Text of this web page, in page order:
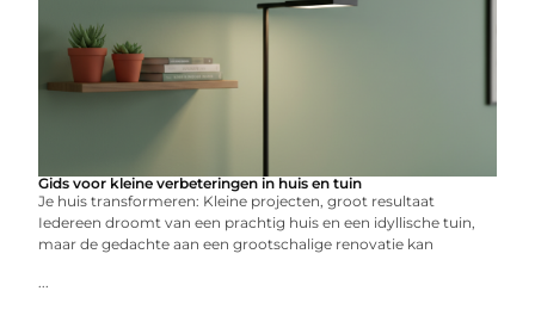
Gids voor kleine verbeteringen in huis en tuin
Je huis transformeren: Kleine projecten, groot resultaat
Iedereen droomt van een prachtig huis en een idyllische tuin,
maar de gedachte aan een grootschalige renovatie kan
...